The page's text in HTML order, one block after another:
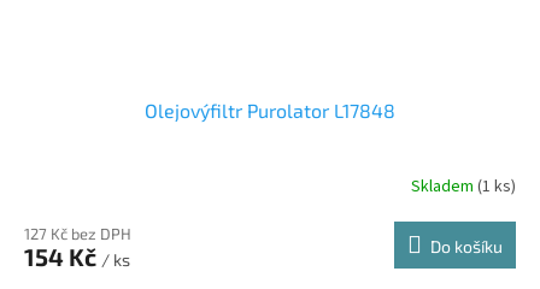
Olejovýfiltr Purolator L17848
Skladem (1 ks)
127 Kč bez DPH
154 Kč / ks
Do košíku